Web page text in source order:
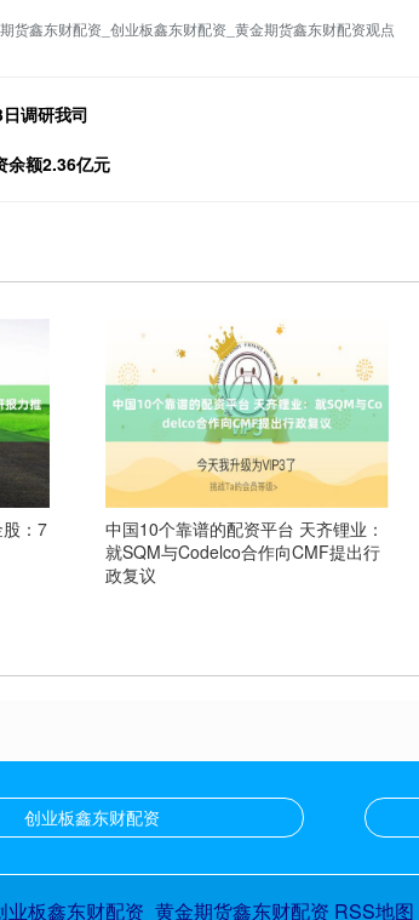
货鑫东财配资_创业板鑫东财配资_黄金期货鑫东财配资观点
调研我司
余额2.36亿元
：7
中国10个靠谱的配资平台 天齐锂业：
就SQM与Codelco合作向CMF提出行
政复议
创业板鑫东财配资
板鑫东财配资_黄金期货鑫东财配资 RSS地图